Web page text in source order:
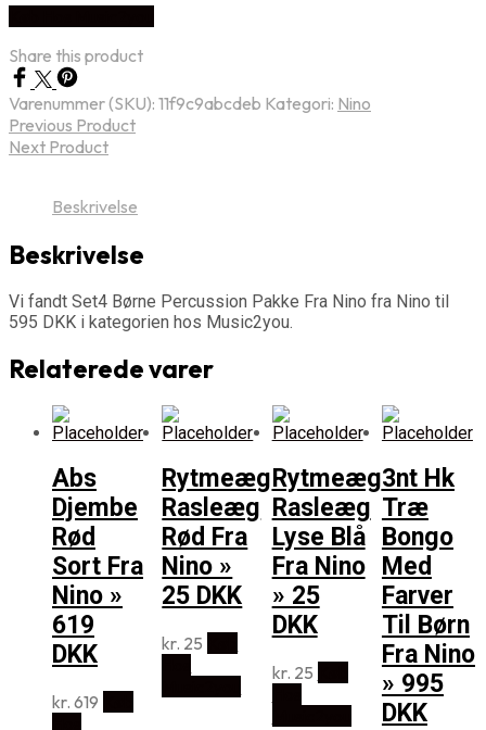
Share this product
Varenummer (SKU): 11f9c9abcdeb Kategori: Nino
Previous Product
Next Product
Beskrivelse
Beskrivelse
Vi fandt Set4 Børne Percussion Pakke Fra Nino fra Nino til
595 DKK i kategorien hos Music2you.
Relaterede varer
Abs
Djembe
Rød
Sort Fra
Nino »
619
DKK
kr. 619
Rytmeæg
Rasleæg
Rød Fra
Nino »
25 DKK
kr. 25
Rytmeæg
Rasleæg
Lyse Blå
Fra Nino
» 25
DKK
kr. 25
3nt Hk
Træ
Bongo
Med
Farver
Til Børn
Fra Nino
» 995
DKK